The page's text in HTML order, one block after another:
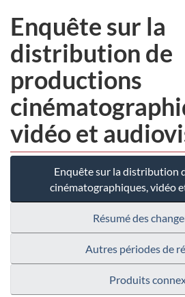
Enquête sur la
distribution de
productions
vidéo et
Enquête sur la distribution
cinématographiques, vidéo
Résumé des
Autres périodes de
Produits